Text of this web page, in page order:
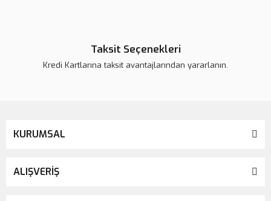
Taksit Seçenekleri
Kredi Kartlarına taksit avantajlarından yararlanın.
KURUMSAL
ALIŞVERİŞ